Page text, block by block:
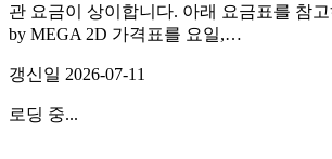
관 요금이 상이합니다. 아래 요금표를 참
by MEGA 2D 가격표를 요일,…
갱신일 2026-07-11
로딩 중...